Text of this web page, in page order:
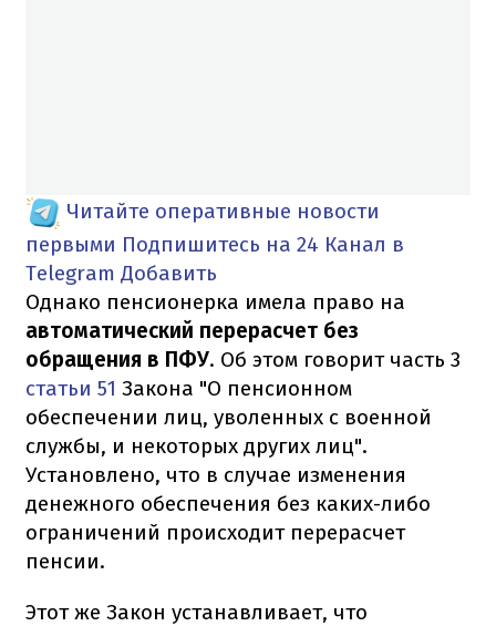
Читайте оперативные новости
первыми Подпишитесь на 24 Канал в
Telegram Добавить
Однако пенсионерка имела право на
автоматический перерасчет без
обращения в ПФУ. Об этом говорит часть 3
статьи 51 Закона "О пенсионном
обеспечении лиц, уволенных с военной
службы, и некоторых других лиц".
Установлено, что в случае изменения
денежного обеспечения без каких-либо
ограничений происходит перерасчет
пенсии.
Этот же Закон устанавливает, что